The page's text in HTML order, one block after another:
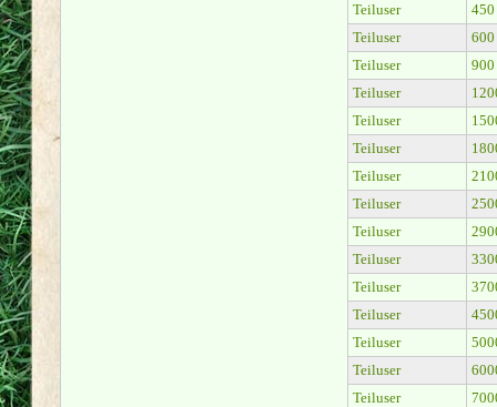
Teiluser
450
Teiluser
600
Teiluser
900
Teiluser
Teiluser
Teiluser
Teiluser
Teiluser
Teiluser
Teiluser
Teiluser
Teiluser
Teiluser
Teiluser
Teiluser